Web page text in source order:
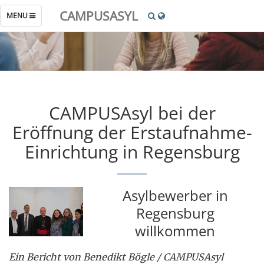
TOGGLE
NAVIGATION
MENU CAMPUSASYL
CAMPUSAsyl bei der
Eröffnung der Erstaufnahme-
Einrichtung in Regensburg
Asylbewerber in
Regensburg
willkommen
Ein Bericht von Benedikt Bögle / CAMPUSAsyl